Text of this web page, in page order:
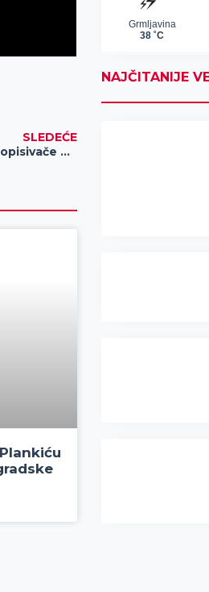
SLEDEĆE
Javni poziv za prijavu kandidata za popisivače poljoprivrede
NAJČITANIJE